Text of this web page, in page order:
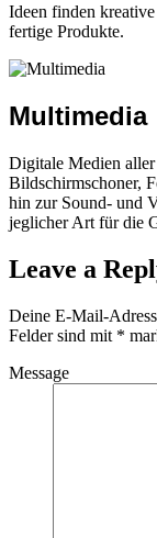
Ideen finden
fertige Produkte.
Multimedia
Digitale Medien
Bildschirmschoner,
hin zur Sound- und
jeglicher Art für die
Leave a
Deine E-Mail-
Felder sind mit *
Message